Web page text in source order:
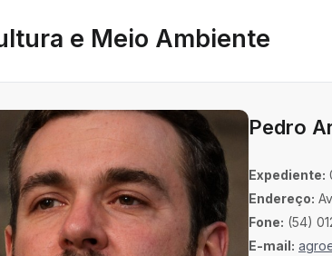
e Meio Ambiente
Pedro
Expediente:
Endereço:
Fone: (54)
E-mail: